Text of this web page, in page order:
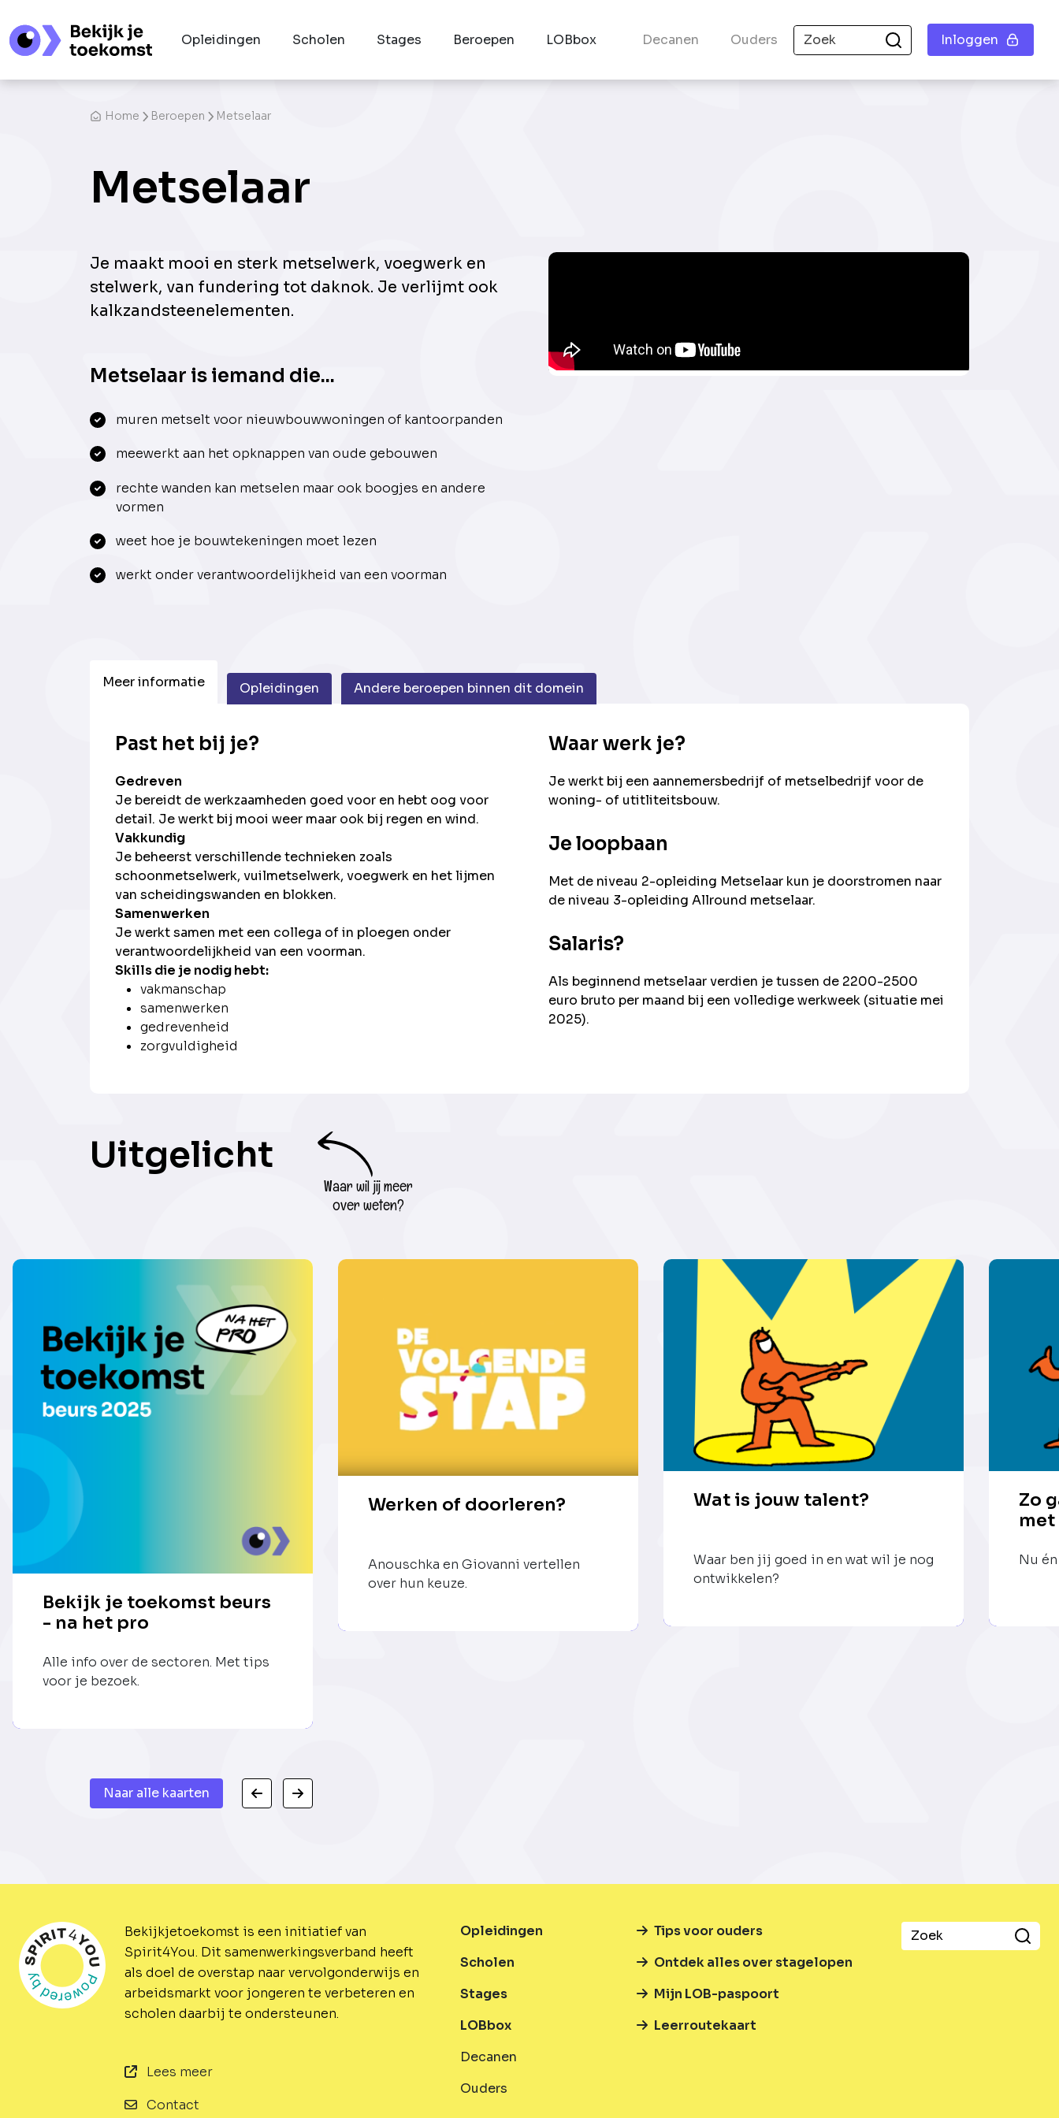
Opleidingen Scholen Stages Beroepen LOBbox Decanen Ouders Inloggen
Home Beroepen Metselaar
Metselaar
Je maakt mooi en sterk metselwerk, voegwerk en
stelwerk, van fundering tot daknok. Je verlijmt ook
kalkzandsteenelementen.
Metselaar is iemand die...
muren metselt voor nieuwbouwwoningen of kantoorpanden
meewerkt aan het opknappen van oude gebouwen
rechte wanden kan metselen maar ook boogjes en andere
vormen
weet hoe je bouwtekeningen moet lezen
werkt onder verantwoordelijkheid van een voorman
Meer informatie Opleidingen Andere beroepen binnen dit domein
Past het bij je?
Gedreven
Je bereidt de werkzaamheden goed voor en hebt oog voor
detail. Je werkt bij mooi weer maar ook bij regen en wind.
Vakkundig
Je beheerst verschillende technieken zoals
schoonmetselwerk, vuilmetselwerk, voegwerk en het lijmen
van scheidingswanden en blokken.
Samenwerken
Je werkt samen met een collega of in ploegen onder
verantwoordelijkheid van een voorman.
Skills die je nodig hebt:
vakmanschap
samenwerken
gedrevenheid
zorgvuldigheid
Waar werk je?
Je werkt bij een aannemersbedrijf of metselbedrijf voor de
woning- of utitliteitsbouw.
Je loopbaan
Met de niveau 2-opleiding Metselaar kun je doorstromen naar
de niveau 3-opleiding Allround metselaar.
Salaris?
Als beginnend metselaar verdien je tussen de 2200-2500
euro bruto per maand bij een volledige werkweek (situatie mei
2025).
Uitgelicht
Waar wil jij meer
over weten?
Bekijk je toekomst beurs
- na het pro
Alle info over de sectoren. Met tips
voor je bezoek.
Werken of doorleren?
Anouschka en Giovanni vertellen
over hun keuze.
Wat is jouw talent?
Waar ben jij goed in en wat wil je nog
ontwikkelen?
Zo
Nu
Naar alle kaarten
Bekijkjetoekomst is een initiatief van
Spirit4You. Dit samenwerkingsverband heeft
als doel de overstap naar vervolgonderwijs en
arbeidsmarkt voor jongeren te verbeteren en
scholen daarbij te ondersteunen.
Lees meer
Contact
Opleidingen
Scholen
Stages
LOBbox
Decanen
Ouders
Tips voor ouders
Ontdek alles over stagelopen
Mijn LOB-paspoort
Leerroutekaart